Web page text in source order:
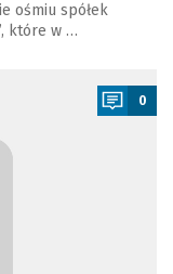
ośmiu spółek
które w …
0